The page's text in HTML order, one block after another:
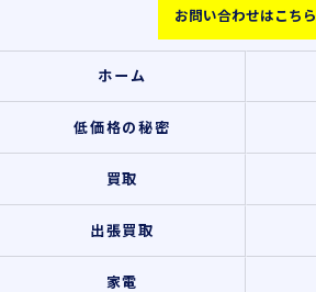
お問い合わせはこちら
ホーム
低価格の秘密
買取
出張買取
家電